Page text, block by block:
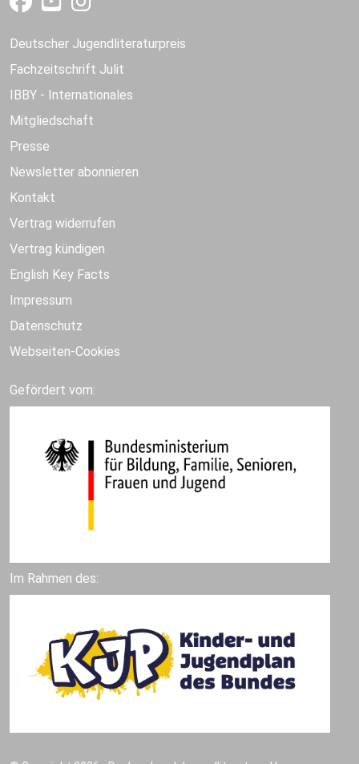
Deutscher Jugendliteraturpreis
Fachzeitschrift Julit
IBBY - Internationales
Mitgliedschaft
Presse
Newsletter abonnieren
Kontakt
Vertrag widerrufen
Vertrag kündigen
English Key Facts
Impressum
Datenschutz
Webseiten-Cookies
Gefördert vom:
Im Rahmen des: